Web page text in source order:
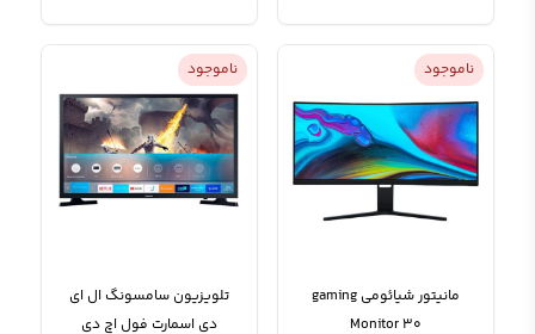
ناموجود
مانیتور شیائومی gaming
Monitor 30
ناموجود
تلویزیون سامسونگ ال ای
دی اسمارت فول اچ دی